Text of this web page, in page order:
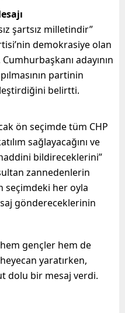
şartsız milletindir”
demokrasiye olan
adayının
partinin
belirtti.
ön seçimde tüm CHP
sağlayacağını ve
bildireceklerini”
zannedenlerin
seçimdeki her oyla
göndereceklerinin
gençler hem de
yaratırken,
dolu bir mesaj verdi.